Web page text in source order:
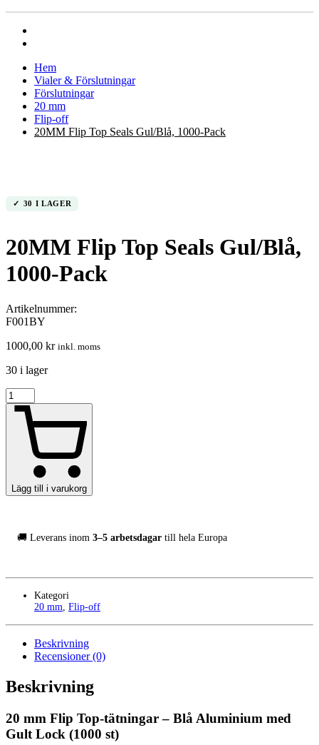
Hem
Vialer & Förslutningar
Förslutningar
20 mm
Flip-off
20MM Flip Top Seals Gul/Blå, 1000-Pack
30 I LAGER
20MM Flip Top Seals Gul/Blå,
1000-Pack
Artikelnummer:
F001BY
1000,00 kr inkl. moms
30 i lager
20MM
Flip
Seals
Gul/Blå,
mängd
Lägg till i varukorg
🚚 Leverans inom 3–5 arbetsdagar till hela Europa
Kategori
20 mm Flip-off
Beskrivning
Recensioner (0)
Beskrivning
20 mm Flip Top-tätningar – Blå Aluminium med
Gult Lock (1000 st)